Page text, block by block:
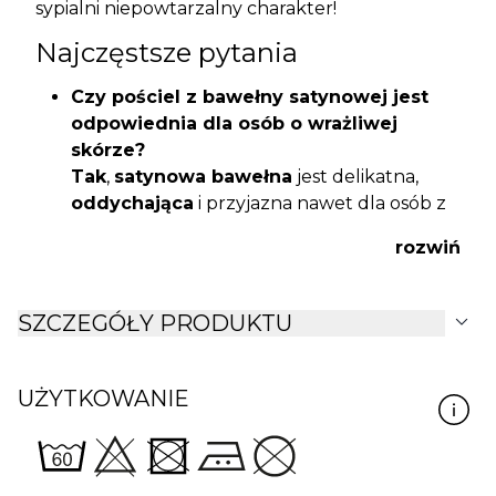
sypialni niepowtarzalny charakter!
Najczęstsze pytania
Czy pościel z bawełny satynowej jest
odpowiednia dla osób o wrażliwej
skórze?
Tak, satynowa bawełna jest delikatna,
oddychająca i przyjazna nawet dla osób z
satynowej?
Pościel ta jest miękka, przyjemna w
pielęgnacji.Dzięki swej strukturze
Czy wyrazisty wzór nie płowieje w
praniu?
rozwiń
SZCZEGÓŁY PRODUKTU expand_more
UŻYTKOWANIE